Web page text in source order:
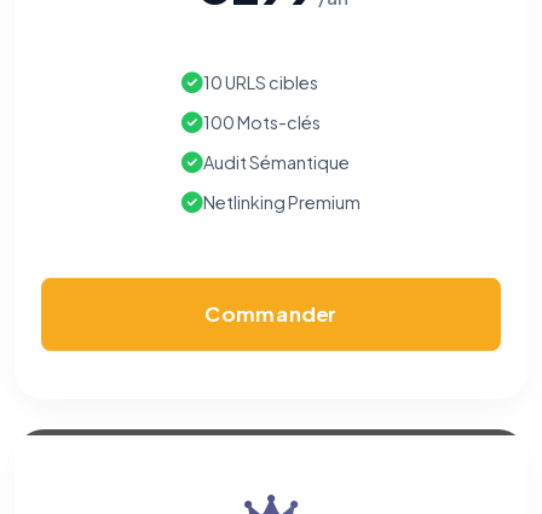
10 URLS cibles
100 Mots-clés
Audit Sémantique
Netlinking Premium
Commander
Nous aident à comprendre comment vous utilisez le site
Cookies marketing
Permettent d'afficher des publicités pertinentes et de
mesurer l'efficacité de nos campagnes (Google Ads,
Meta/Facebook). Vous pouvez les refuser sans impact sur
Les e-mails peuvent contenir un pixel d'ouverture et des liens
pixels 2026 / FAQ juillet 2026).Ce suivi n'est pas géré par ce
opposer : utilisez lelien dédié en pied de chaque courriel(« Pour